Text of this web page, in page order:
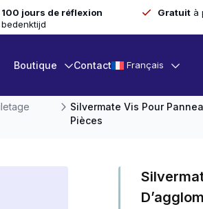
100 jours de réflexion
bedenktijd
Gratuità
Boutique Contact Français
Silvermate Vis Pour
Pièces